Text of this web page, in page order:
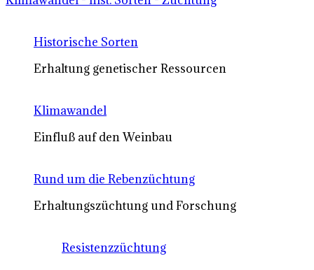
Historische Sorten
Erhaltung genetischer Ressourcen
Klimawandel
Einfluß auf den Weinbau
Rund um die Rebenzüchtung
Erhaltungszüchtung und Forschung
Resistenzzüchtung